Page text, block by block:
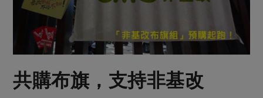
奶蛋豆・五穀
豆製品 米麵雜糧
肉品・水產
常備菜
蛋料理
防災用品預購圓滿結束
2026年端午節預購圓滿結束
更多預購活動
當季產品
社內大小事 合作聯合國
樂齡生活 親子食育
認識合作社
關於我們
合作社組織
員工與求才
重要公告
共購布旗，支持非基改